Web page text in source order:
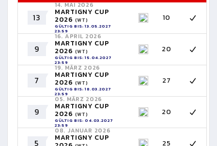
13
14. MAI 2026
MARTIGNY CUP
2026 (WT)
GÜLTIG BIS: 13.05.2027
23:59
10
9
16. APRIL 2026
MARTIGNY CUP
2026 (WT)
GÜLTIG BIS: 15.04.2027
23:59
20
7
19. MÄRZ 2026
MARTIGNY CUP
2026 (WT)
GÜLTIG BIS: 18.03.2027
23:59
27
9
05. MÄRZ 2026
MARTIGNY CUP
2026 (WT)
GÜLTIG BIS: 04.03.2027
23:59
20
5
08. JANUAR 2026
MARTIGNY CUP
25